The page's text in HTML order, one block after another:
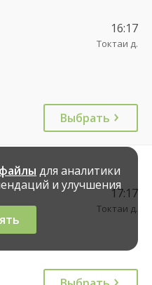
16:17
Токтаи д.
Выбрать
17:17
Токтаи д.
для аналитики
и улучшения